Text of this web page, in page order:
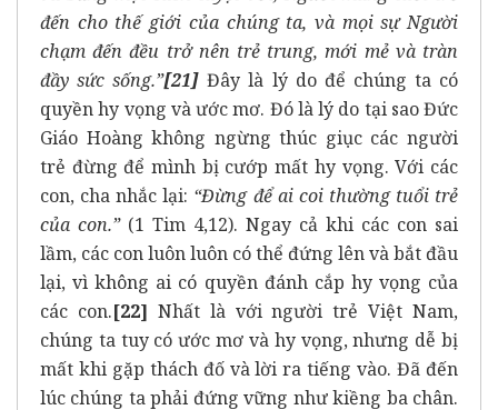
đến cho thế giới của chúng ta, và mọi sự Người
chạm đến đều trở nên trẻ trung, mới mẻ và tràn
đầy sức sống.”[21] Đây là lý do để chúng ta có
quyền hy vọng và ước mơ. Đó là lý do tại sao Đức
Giáo Hoàng không ngừng thúc giục các người
trẻ đừng để mình bị cướp mất hy vọng. Với các
con, cha nhắc lại: “Đừng để ai coi thường tuổi trẻ
của con.”(1 Tim 4,12). Ngay cả khi các con sai
lầm, các con luôn luôn có thể đứng lên và bắt đầu
lại, vì không ai có quyền đánh cắp hy vọng của
các con.[22] Nhất là với người trẻ Việt Nam,
chúng ta tuy có ước mơ và hy vọng, nhưng dễ bị
mất khi gặp thách đố và lời ra tiếng vào. Đã đến
lúc chúng ta phải đứng vững như kiềng ba chân.